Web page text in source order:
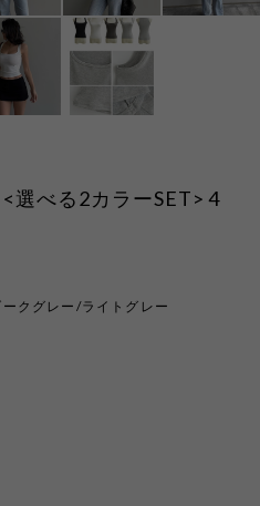
選べる2カラーSET> 4
クグレー/ライトグレー